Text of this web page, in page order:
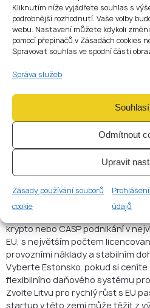
Kliknutím níže vyjádřete souhlas s
podrobnější rozhodnutí. Vaše volby
webu. Nastavení můžete kdykoli
pomocí přepínačů v Zásadách cookies
Spravovat souhlas ve spodní části
Správa služeb
Odmítnout
Upravit
Zásady používání souborů
cookie
údajů
Litva
15 %
(5 %
SME)
Velmi
rychlá
í–
Nizoze
msko
19–
25,8 %
–
středn
í
Závěr
Při výběru správné jurisdikce v
vyvažte daňovou optimalizaci,
regulatorní prostředí.
krypto nebo CASP podnikání v
EU, s největším počtem
provozními náklady a stabilním
Vyberte Estonsko, pokud si
flexibilního daňového systému
Zvolte Litvu pro rychlý růst s EU
startup v této zemi může těžit z